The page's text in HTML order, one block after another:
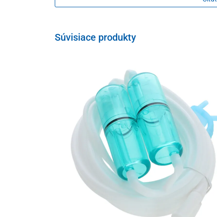
Inhalovanie vodíka
Vodíkový inhalátor bol vyhotovený bez zvlhčovacej
maximálne čistý. Súčinným procesom jeho prevádzky
inhalovaní využívaťkombinovanú vodíkovú a
V balení nájdete samostatné súpravy na
kyslíka. Inhalačné hadičky sú vyrobené zo silikónu,
Súvisiace produkty